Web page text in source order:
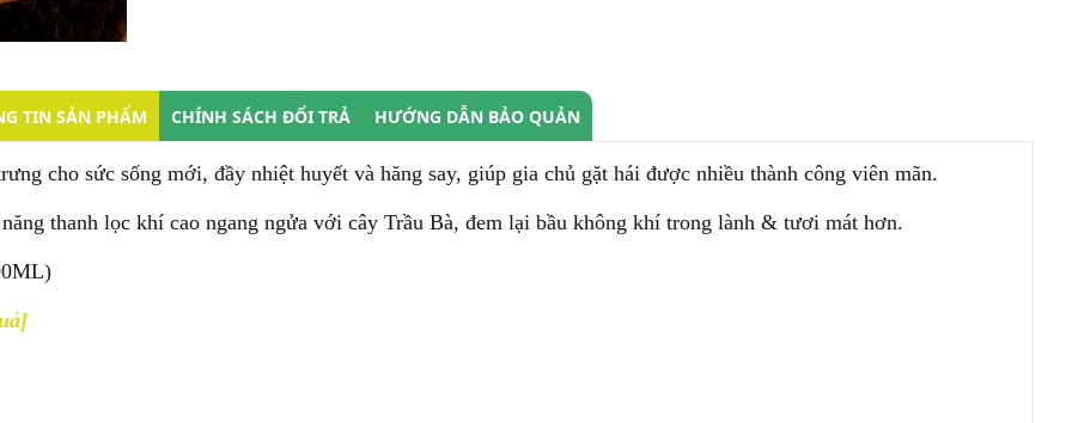
TIN SẢN PHẨM CHÍNH SÁCH ĐỔI TRẢ HƯỚNG DẪN BẢO QUẢN
cho sức sống mới, đầy nhiệt huyết và hăng say, giúp gia chủ gặt hái được nhiều thành công viên mãn.
thanh lọc khí cao ngang ngửa với cây Trầu Bà, đem lại bầu không khí trong lành & tươi mát hơn.